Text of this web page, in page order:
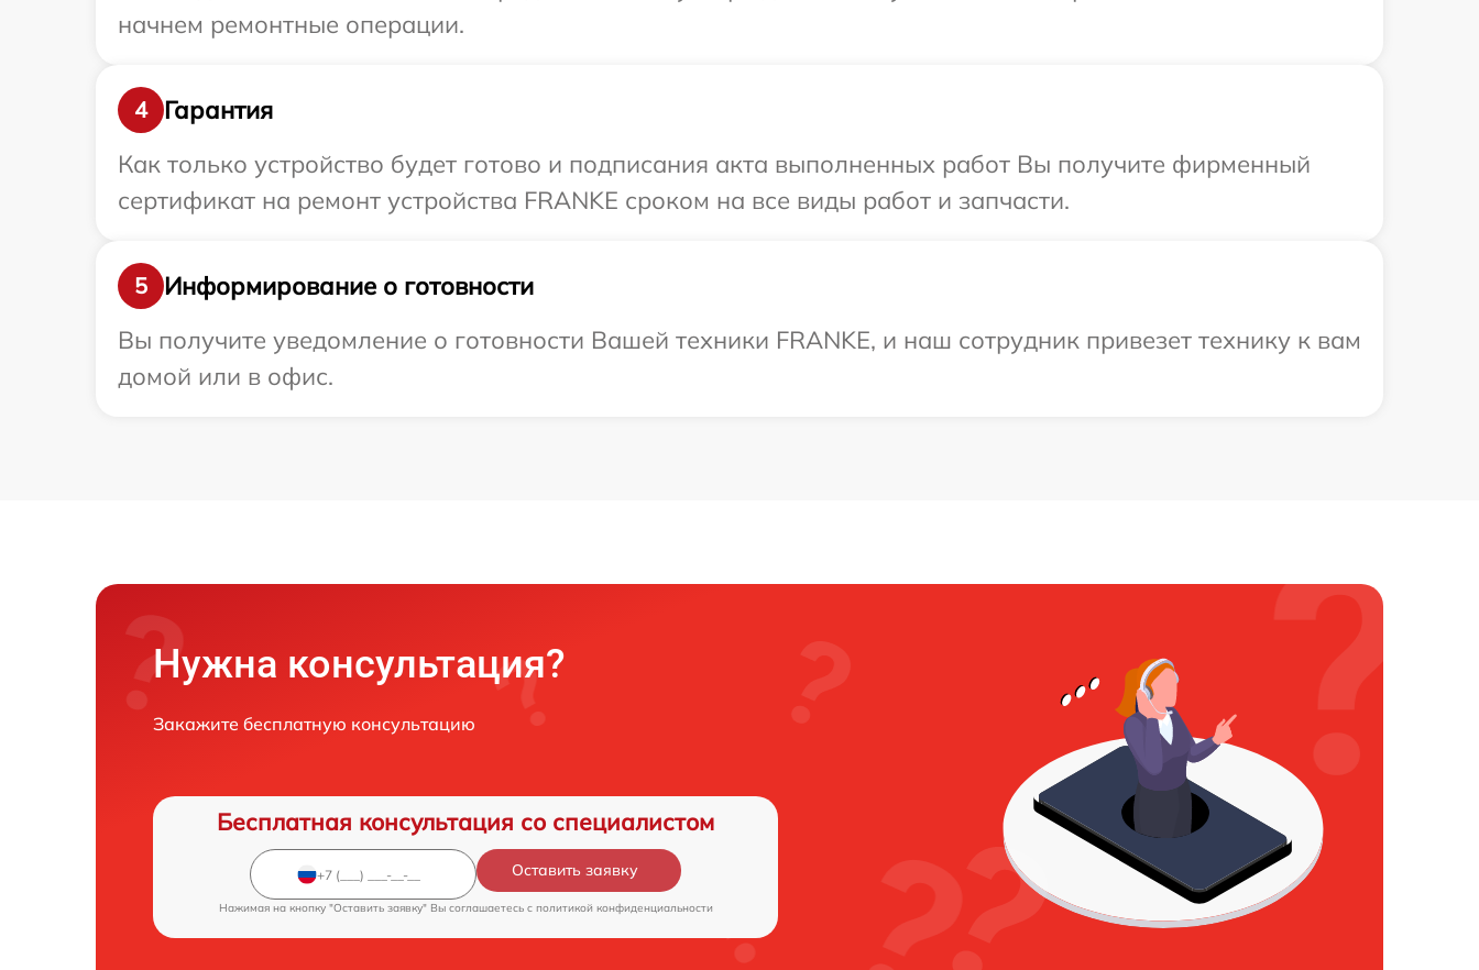
начнем ремонтные операции.
4
Гарантия
Как только устройство будет готово и подписания акта выполненных работ Вы получите фирменный
сертификат на ремонт устройства FRANKE сроком на все виды работ и запчасти.
5
Информирование о готовности
Вы получите уведомление о готовности Вашей техники FRANKE, и наш сотрудник привезет технику к вам
домой или в офис.
Нужна консультация?
Закажите бесплатную консультацию
Бесплатная консультация со специалистом
Оставить заявку
Нажимая на кнопку "Оставить заявку" Вы соглашаетесь c политикой конфиденциальности